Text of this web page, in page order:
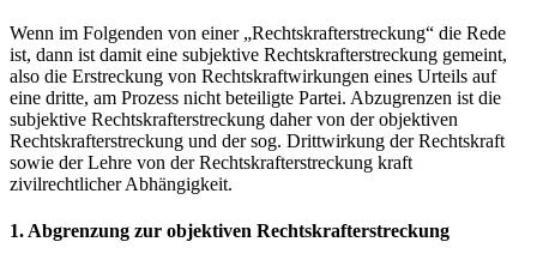
Wenn im Folgenden von einer „Rechtskrafterstreckung“ die Rede
ist, dann ist damit eine subjektive Rechtskrafterstreckung gemeint,
also die Erstreckung von Rechtskraftwirkungen eines Urteils auf
eine dritte, am Prozess nicht beteiligte Partei. Abzugrenzen ist die
subjektive Rechtskrafterstreckung daher von der objektiven
Rechtskrafterstreckung und der sog. Drittwirkung der Rechtskraft
sowie der Lehre von der Rechtskrafterstreckung kraft
zivilrechtlicher Abhängigkeit.
1. Abgrenzung zur objektiven Rechtskrafterstreckung